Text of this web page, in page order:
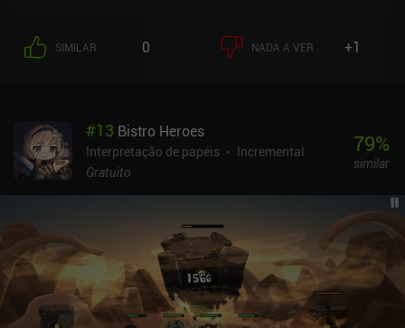
SIMILAR 0 NADA A VER +1
#13 Bistro Heroes
Interpretação de papéis
Incremental
Gratuito
79%
similar